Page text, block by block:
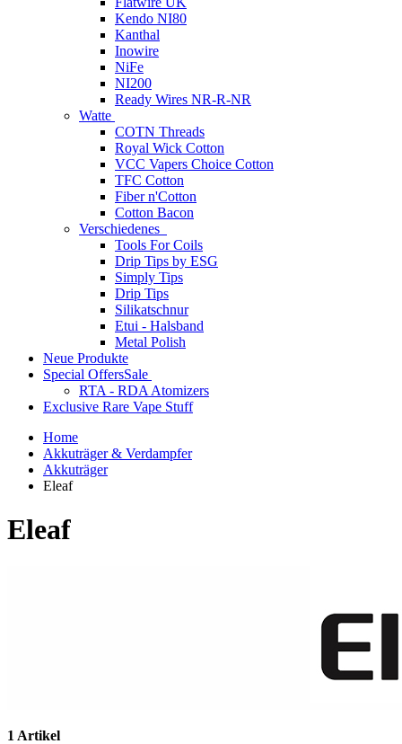
Kendo NI80
Kanthal
Inowire
NiFe
NI200
Ready Wires NR-R-NR
Watte
COTN Threads
Royal Wick Cotton
VCC Vapers Choice Cotton
TFC Cotton
Fiber n'Cotton
Cotton Bacon
Verschiedenes
Tools For Coils
Drip Tips by ESG
Simply Tips
Drip Tips
Silikatschnur
Etui - Halsband
Metal Polish
Neue Produkte
Special OffersSale
RTA - RDA Atomizers
Exclusive Rare Vape Stuff
Home
Akkuträger & Verdampfer
Akkuträger
Eleaf
Eleaf
1 Artikel